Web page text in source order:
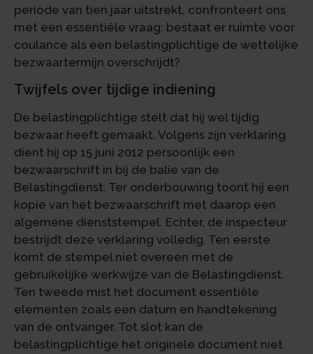
periode van tien jaar uitstrekt, confronteert ons
met een essentiële vraag: bestaat er ruimte voor
coulance als een belastingplichtige de wettelijke
bezwaartermijn overschrijdt?
Twijfels over tijdige indiening
De belastingplichtige stelt dat hij wel tijdig
bezwaar heeft gemaakt. Volgens zijn verklaring
dient hij op 15 juni 2012 persoonlijk een
bezwaarschrift in bij de balie van de
Belastingdienst. Ter onderbouwing toont hij een
kopie van het bezwaarschrift met daarop een
algemene dienststempel. Echter, de inspecteur
bestrijdt deze verklaring volledig. Ten eerste
komt de stempel niet overeen met de
gebruikelijke werkwijze van de Belastingdienst.
Ten tweede mist het document essentiële
elementen zoals een datum en handtekening
van de ontvanger. Tot slot kan de
belastingplichtige het originele document niet